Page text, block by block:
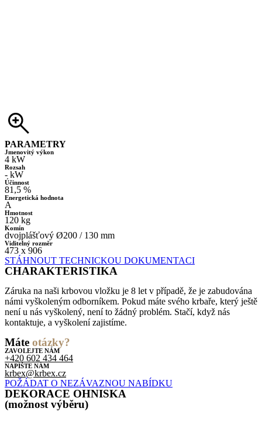
PARAMETRY
Jmenovitý výkon
4 kW
Rozsah
- kW
Účinnost
81,5 %
Energetická hodnota
A
Hmotnost
120 kg
Komín
dvojplášťový Ø200 / 130 mm
Viditelný rozměr
473 x 906
STÁHNOUT TECHNICKOU DOKUMENTACI
CHARAKTERISTIKA
Záruka na naši krbovou vložku je 8 let v případě, že je zabudována
námi vyškoleným odborníkem. Pokud máte svého krbaře, který ještě
není u nás vyškolený, není to žádný problém. Stačí, když nás
kontaktuje, a vyškolení zajistíme.
Máte otázky?
ZAVOLEJTE NÁM
+420 602 434 464
NAPÍŠTE NÁM
krbex@krbex.cz
POŽÁDAT O NEZÁVAZNOU NABÍDKU
DEKORACE OHNISKA
(možnost výběru)